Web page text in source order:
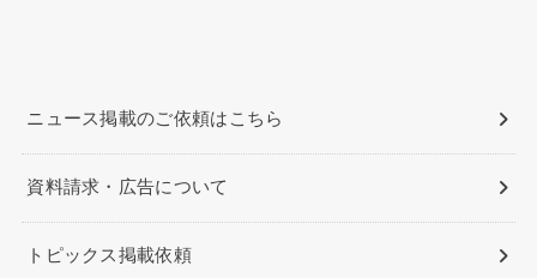
ニュース掲載のご依頼はこちら
資料請求・広告について
トピックス掲載依頼